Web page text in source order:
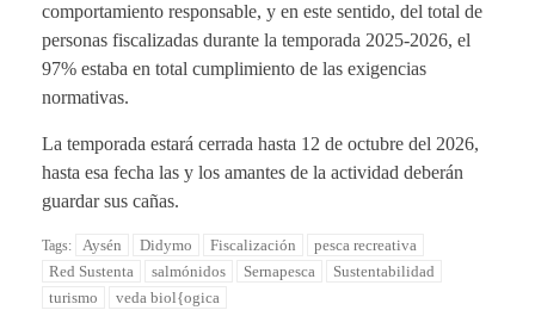
comportamiento responsable, y en este sentido, del total de
personas fiscalizadas durante la temporada 2025-2026, el
97% estaba en total cumplimiento de las exigencias
normativas.
La temporada estará cerrada hasta 12 de octubre del 2026,
hasta esa fecha las y los amantes de la actividad deberán
guardar sus cañas.
Tags: Aysén Didymo Fiscalización
pesca recreativa
Red Sustenta
salmónidos Sernapesca
Sustentabilidad
turismo
veda biol{ogica